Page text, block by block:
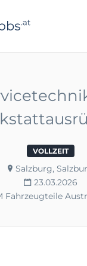
VOLLZEIT
Salzburg,
23.03.2026
Fahrzeugteile